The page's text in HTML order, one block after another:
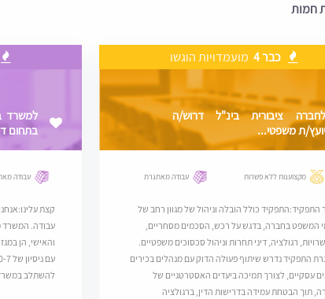
חמות
כבר 4 מועמדויות הוגשו
לחברה ציבורית בינ"ל דרוש/ה
יועץ/ת משפטי...
מקצוענות ללא פשרות עבודה מאתגרת
התפקיד:התפקיד כולל הובלה וניהול של מגוון רחב של
המשפט בחברה, בדגש על רכש, הסכמים מסחריים,
רגולציה, דיני תחרות וניהול סכסוכים משפטיים.
התפקיד נדרש שיתוף פעולה הדוק עם מנהלים בכירים
עסקיים, לצורך תמיכה ביעדים האסטרטגיים של
תוך הבטחת עמידה בדרישות הדין, ברגולציה
למשרד
בתחום
עבודה
קצת
עבודה. המשרד
והאישי, הן
להשתלב במשרד